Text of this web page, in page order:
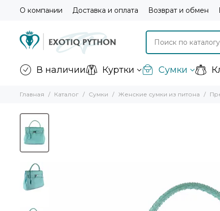
О компании Доставка и оплата Возврат и обмен
В наличии Куртки Сумки
Главная Каталог Сумки Женские сумки из питона